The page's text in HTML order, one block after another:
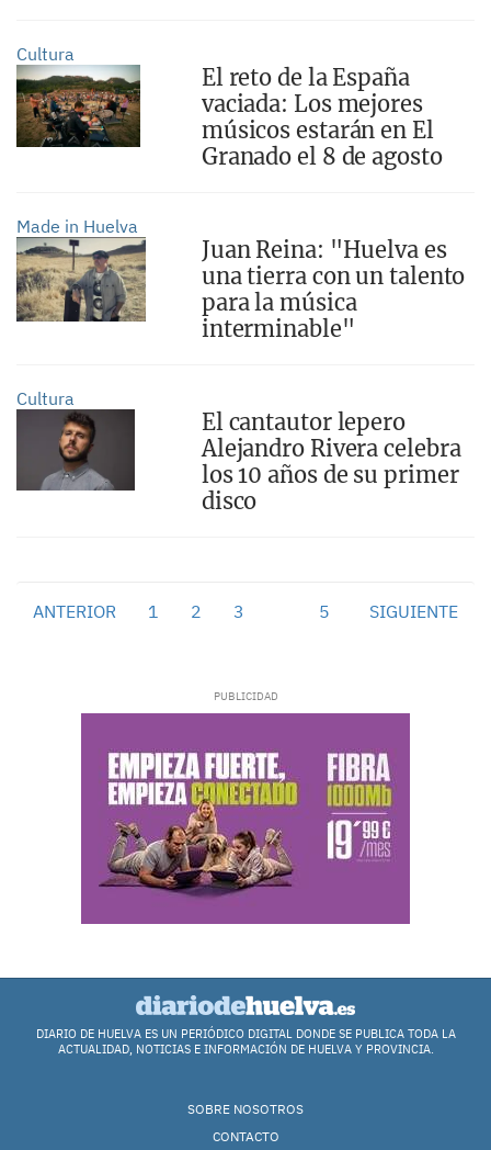
Cultura
El reto de la España
vaciada: Los mejores
músicos estarán en El
Granado el 8 de agosto
Made in Huelva
Juan Reina: "Huelva es
una tierra con un talento
para la música
interminable"
Cultura
El cantautor lepero
Alejandro Rivera celebra
los 10 años de su primer
disco
ANTERIOR 1 2 3 5 SIGUIENTE
DIARIO DE HUELVA ES UN PERIÓDICO DIGITAL DONDE SE PUBLICA TODA LA
ACTUALIDAD, NOTICIAS E INFORMACIÓN DE HUELVA Y PROVINCIA.
SOBRE NOSOTROS
CONTACTO